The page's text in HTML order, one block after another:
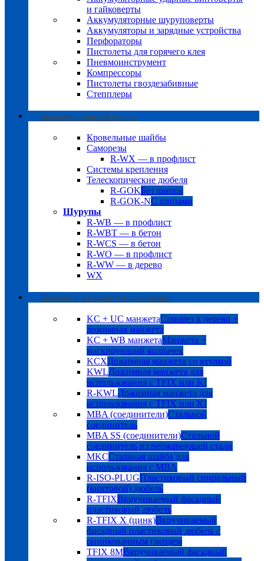
и гайковерты
Аккумуляторные шуруповерты
Аккумуляторы и зарядные устройства
Перфораторы
Пистолеты для горячего клея
Пневмоинструмент
Компрессоры
Пистолеты гвоздезабивные
Степплеры
Крепление плоской кровли
Кровельные шайбы
Саморезы
R-WX — в профлист
Системы крепления
Телескопические дюбеля
R-GOKБез шипов
R-GOK-NС шипами
Шурупы
R-WB — в профлист
R-WBT — в бетон
R-WCS — в бетон
R-WO — в профлист
R-WW — в дерево
WX
Крепление фасадной теплоизоляции
KC + UC манжетаСаморез в дерево +
дожимная манжета
KC + WB манжетаМанжета +
маскирующий колпачек
KCXДожимная манжета со втулкой
KWLДожимная манжета для
использования с TFIX или KI
R-KWLДожимная манжета для
использования с TFIX или KI
MBA (соединители)Стальной
соединитель
MBA SS (соединители)Стальной
соединитель из нержавеющей стали
MKCСтальная шайба для
использования с MBA
R-ISO-PLUGПластиковый спиральный
(винтовой) дюбель
R-TFIXВкручиваемый фасадный
пластиковый дюбель
R-TFIX X (цинк)Вкручиваемый
фасадный пластиковый дюбель с
оцинкованным гвоздем
TFIX 8MВкручиваемый фасадный